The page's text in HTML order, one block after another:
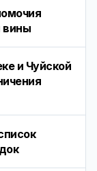
вины
и Чуйской